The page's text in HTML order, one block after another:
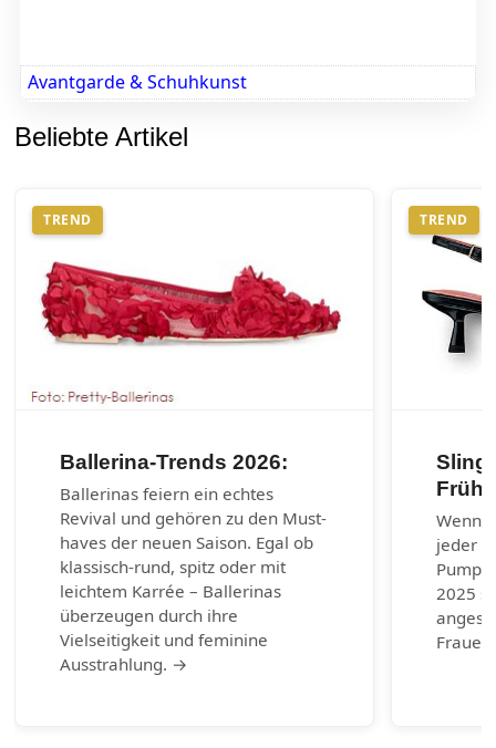
Avantgarde & Schuhkunst
Beliebte Artikel
TREND
Ballerina-Trends 2026:
Ballerinas feiern ein echtes
Revival und gehören zu den Must-
haves der neuen Saison. Egal ob
klassisch-rund, spitz oder mit
leichtem Karrée – Ballerinas
überzeugen durch ihre
Vielseitigkeit und feminine
Ausstrahlung. →
TREND
Wenn
jeder
2025